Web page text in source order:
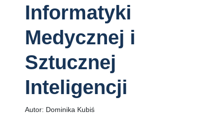
Informatyki
Medycznej i
Sztucznej
Inteligencji
Autor: Dominika Kubiś